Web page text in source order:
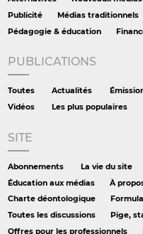
Publicité
Médias traditionnels
Pédagogie & éducation
PUBLICATIONS
Toutes Actualités
Vidéos
Les plus populaires
SITE
Abonnements La vie du site
Éducation aux médias
À
Charte déontologique
Toutes les discussions
Pige,
Offres pour les professionnels